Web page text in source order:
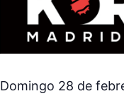
Domingo 28 de